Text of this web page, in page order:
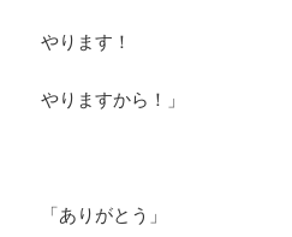
やります！
やりますから！」
「ありがとう」